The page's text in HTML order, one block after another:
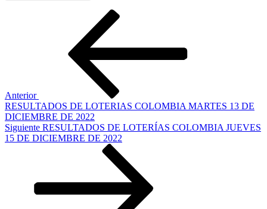
Anterior
RESULTADOS DE LOTERIAS COLOMBIA MARTES 13 DE
DICIEMBRE DE 2022
Siguiente
entrada
Siguiente RESULTADOS DE LOTERÍAS COLOMBIA JUEVES
15 DE DICIEMBRE DE 2022